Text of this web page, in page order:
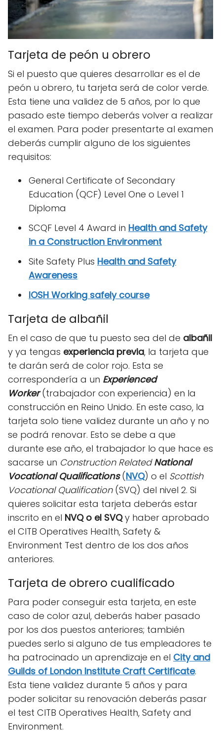
Tarjeta de peón u obrero
Si el puesto que quieres desarrollar es el de
peón u obrero, tu tarjeta será de color verde.
Esta tiene una validez de 5 años, por lo que
pasado este tiempo deberás volver a realizar
el examen. Para poder presentarte al examen
deberás cumplir alguno de los siguientes
requisitos:
General Certificate of Secondary
Education (QCF) Level One o Level 1
Diploma
SCQF Level 4 Award in Health and Safety
in a Construction Environment
Site Safety Plus Health and Safety
Awareness
IOSH Working safely course
Tarjeta de albañil
En el caso de que tu puesto sea del de albañil
y ya tengas experiencia previa, la tarjeta que
te darán será de color rojo. Esta se
correspondería a un Experienced
Worker (trabajador con experiencia) en la
construcción en Reino Unido. En este caso, la
tarjeta solo tiene validez durante un año y no
se podrá renovar. Esto se debe a que
durante ese año, el trabajador lo que hace es
sacarse un Construction RelatedNational
Vocational Qualifications (NVQ) o el Scottish
Vocational Qualification(SVQ) del nivel 2. Si
quieres solicitar esta tarjeta deberás estar
inscrito en el NVQ o el SVQy haber aprobado
el CITB Operatives Health, Safety &
Environment Test dentro de los dos años
anteriores.
Tarjeta de obrero cualificado
Para poder conseguir esta tarjeta, en este
caso de color azul, deberás haber pasado
por los dos puestos anteriores; también
puedes serlo si alguno de tus empleadores te
ha patrocinado un aprendizaje en el City and
Guilds of London Institute Craft Certificate.
Esta tiene validez durante 5 años y para
poder solicitar su renovación deberás pasar
el test CITB Operatives Health, Safety and
Environment.